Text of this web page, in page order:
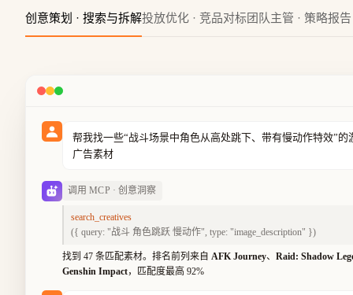
创意策划 · 搜索与拆解投放优化 · 竞品对标团队主管 · 策略报告
帮我找一些“战斗场景中角色从高处跳下、带有慢动作特效”的
广告素材
调用 MCP · 创意洞察
search_creatives
({ query: "战斗 角色跳跃 慢动作", type: "image_description" })
找到 47 条匹配素材。排名前列来自 AFK Journey、 Raid: Shadow
Genshin Impact，匹配度最高 92%